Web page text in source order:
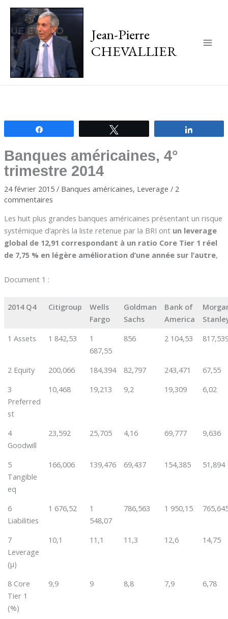
Jean-Pierre
CHEVALLIER
Banques américaines, 4°
trimestre 2014
24 février 2015 / Banques américaines, Leverage / 2
commentaires
Les huit plus grandes banques américaines présentant un risque
systémique d’après la liste retenue par la BRI ont un leverage
global de 12,91 correspondant à un ratio Core Tier 1 réel
de 7,75 % en légère amélioration d’une année sur l’autre,
Document 1 :
2014 Q4 Citigroup
Wells
Fargo
Goldman
Sachs
Bank of
America
1 Assets
1 842,53
1
687,55
856 2 104,53
2 Equity 200,066 184,394 82,797 243,471
67,55
3
Preferred
st
10,468 19,213 9,2 19,309 6,02
4
Goodwill
23,592 25,705 4,16 69,777 9,636
5
Tangible
eq
166,006 139,476 69,437 154,385 51,894
6
Liabilities
1 676,52
1
548,07
786,563 1 950,15
7
Leverage
(µ)
10,1 11,1 11,3 12,6 14,75
8 Core
Tier 1
(%)
9,9 9 8,8 7,9 6,78